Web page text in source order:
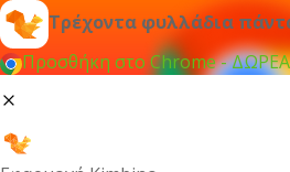
Τρέχοντα φυλλάδια
Προσθήκη στο Chrome -